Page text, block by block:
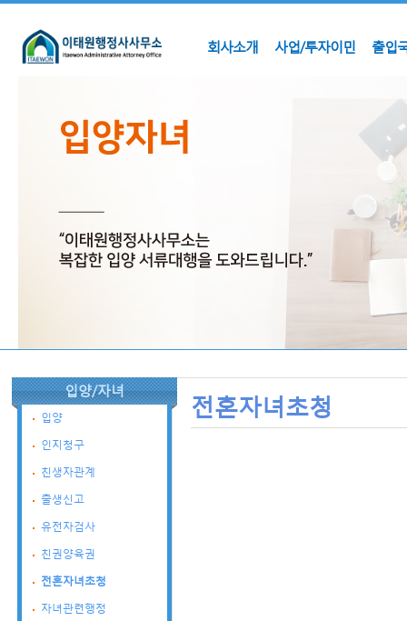
회사소개 사업/투자이민 출입
입양/자녀
입양
인지청구
친생자관계
출생신고
유전자검사
친권양육권
전혼자녀초청
자녀관련행정
전혼자녀초청